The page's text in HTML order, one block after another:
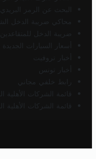
البحث عن الرمز
محاكي ضريبة الدخل
ضريبة الدخل
أسعار السيارات
أخبار تروفيت
أخبار تونس
رابط خلفي مجاني
قائمة الشركات الأهلية
قائمة الشركات الأهلية